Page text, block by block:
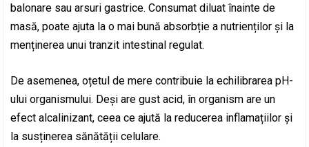
balonare sau arsuri gastrice. Consumat diluat înainte de
masă, poate ajuta la o mai bună absorbție a nutrienților și la
menținerea unui tranzit intestinal regulat.
De asemenea, oțetul de mere contribuie la echilibrarea pH-
ului organismului. Deși are gust acid, în organism are un
efect alcalinizant, ceea ce ajută la reducerea inflamațiilor și
la susținerea sănătății celulare.